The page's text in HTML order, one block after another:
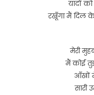
यादों
रखूँगा मैं दिल के
मेरी
मैं कोई
आँखों में
सारी